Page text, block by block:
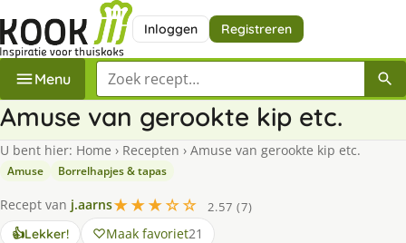
Inloggen Registreren
Menu Zoek een recept
Amuse van gerookte kip etc.
U bent hier: Home › Recepten › Amuse van gerookte kip etc.
Amuse Borrelhapjes & tapas
Recept van j.aarns★★★☆☆
2.57 (7)
👍Lekker! Maak favoriet21